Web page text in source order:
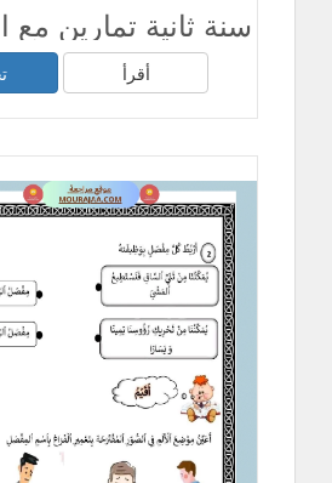
سنة ثانية تمارين مع
أقرأ